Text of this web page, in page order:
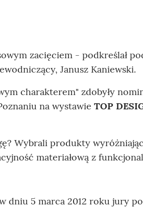
zacięciem - podkreślał
Janusz Kaniewski.
charakterem" zdobyły
na wystawie TOP
Wybrali produkty
materiałową z
dniu 5 marca 2012 roku jury